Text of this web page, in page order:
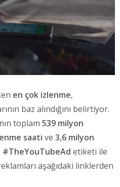
en çok izlenme,
baz alındığını belirtiyor.
toplam 539 milyon
saati ve 3,6 milyon
#TheYouTubeAd etiketi ile
aşağıdaki linklerden